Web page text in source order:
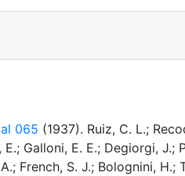
065 (1937). Ruiz, C. L.;
Galloni, E. E.; Degiorgi, J.;
French, S. J.; Bolognini, H.;